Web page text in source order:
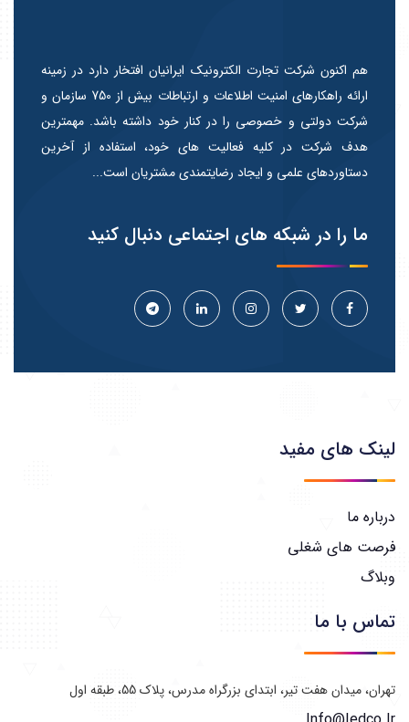
هم اکنون شرکت تجارت الکترونیک ایرانیان افتخار دارد در زمینه
ارائه راهکارهای امنیت اطلاعات و ارتباطات بیش از 750 سازمان و
شرکت دولتی و خصوصی را در کنار خود داشته باشد. مهمترین
هدف شرکت در کلیه فعالیت های خود، استفاده از آخرین
دستاوردهای علمی و ایجاد رضایتمندی مشتریان است...
ما را در شبکه های اجتماعی دنبال کنید
لینک های مفید
درباره ما
فرصت های شغلی
وبلاگ
تماس با ما
تهران، میدان هفت تیر، ابتدای بزرگراه مدرس، پلاک 55، طبقه اول